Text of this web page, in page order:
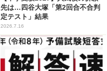
先は…四谷大塚「第2回合不合判
定テスト」結果
2026.7.16